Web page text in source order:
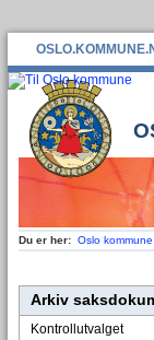
Du er her: Oslo kommune
Arkiv
Kontrollutvalget